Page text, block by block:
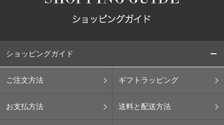
ショッピングガイド
ご注文方法 ギフトラッピング
お支払方法 送料と配送方法